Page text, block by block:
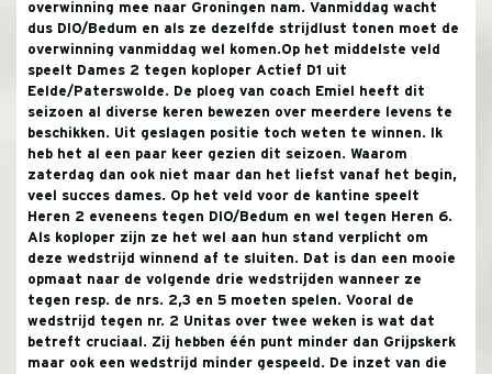
overwinning mee naar Groningen nam. Vanmiddag wacht
dus DIO/Bedum en als ze dezelfde strijdlust tonen moet de
overwinning vanmiddag wel komen.Op het middelste veld
speelt Dames 2 tegen koploper Actief D1 uit
Eelde/Paterswolde. De ploeg van coach Emiel heeft dit
seizoen al diverse keren bewezen over meerdere levens te
beschikken. Uit geslagen positie toch weten te winnen. Ik
heb het al een paar keer gezien dit seizoen. Waarom
zaterdag dan ook niet maar dan het liefst vanaf het begin,
veel succes dames. Op het veld voor de kantine speelt
Heren 2 eveneens tegen DIO/Bedum en wel tegen Heren 6.
Als koploper zijn ze het wel aan hun stand verplicht om
deze wedstrijd winnend af te sluiten. Dat is dan een mooie
opmaat naar de volgende drie wedstrijden wanneer ze
tegen resp. de nrs. 2,3 en 5 moeten spelen. Vooral de
wedstrijd tegen nr. 2 Unitas over twee weken is wat dat
betreft cruciaal. Zij hebben één punt minder dan Grijpskerk
maar ook een wedstrijd minder gespeeld. De inzet van die